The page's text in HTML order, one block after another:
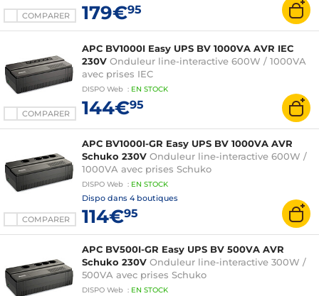
COMPARER 179€95
COMPARER
APC BV1000I Easy UPS BV 1000VA AVR IEC
230V Onduleur line-interactive 600W / 1000VA
avec prises IEC
DISPO Web : EN STOCK
144€95
COMPARER
APC BV1000I-GR Easy UPS BV 1000VA AVR
Schuko 230V Onduleur line-interactive 600W /
1000VA avec prises Schuko
DISPO Web : EN STOCK
Dispo dans 4 boutiques
114€95
APC BV500I-GR Easy UPS BV 500VA AVR
Schuko 230V Onduleur line-interactive 300W /
500VA avec prises Schuko
DISPO Web : EN STOCK